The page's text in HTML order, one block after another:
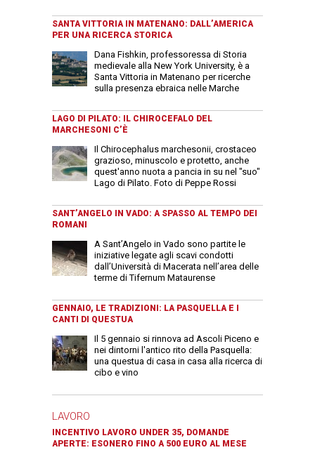
SANTA VITTORIA IN MATENANO: DALL’AMERICA
PER UNA RICERCA STORICA
Dana Fishkin, professoressa di Storia
medievale alla New York University, è a
Santa Vittoria in Matenano per ricerche
sulla presenza ebraica nelle Marche
LAGO DI PILATO: IL CHIROCEFALO DEL
MARCHESONI C’È
Il Chirocephalus marchesonii, crostaceo
grazioso, minuscolo e protetto, anche
quest'anno nuota a pancia in su nel "suo"
Lago di Pilato. Foto di Peppe Rossi
SANT’ANGELO IN VADO: A SPASSO AL TEMPO DEI
ROMANI
A Sant’Angelo in Vado sono partite le
iniziative legate agli scavi condotti
dall’Università di Macerata nell’area delle
terme di Tifernum Mataurense
GENNAIO, LE TRADIZIONI: LA PASQUELLA E I
CANTI DI QUESTUA
Il 5 gennaio si rinnova ad Ascoli Piceno e
nei dintorni l'antico rito della Pasquella:
una questua di casa in casa alla ricerca di
cibo e vino
LAVORO
INCENTIVO LAVORO UNDER 35, DOMANDE
APERTE: ESONERO FINO A 500 EURO AL MESE